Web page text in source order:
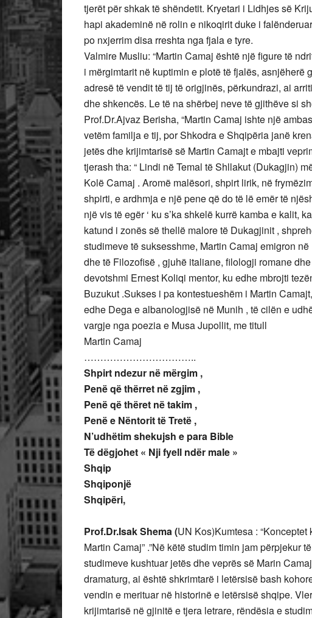
tjerët për shkak të shëndetit. Kryetari i Lidhjes së
hapi akademinë në rolin e nikoqirit duke i
po nxjerrim disa rreshta nga fjala e tyre.
Valmire Musliu: “Martin Camaj është një figure të
i mërgimtarit në kuptimin e plotë të fjalës,
adresë të vendit të tij të origjinës, përkundrazi, ai
dhe shkencës. Le të na shërbej neve të gjithëve si
Prof.Dr.Ajvaz Berisha, “Martin Camaj ishte një
vetëm familja e tij, por Shkodra e Shqipëria janë
jetës dhe krijimtarisë së Martin Camajt e mbajti
tjerash tha: “ Lindi në Temal të Shllakut (Dukagjin)
Kolë Camaj . Aromë malësori, shpirt lirik, në
shpirti, e ardhmja e një pene që do të lë emër të
një vis të egër ‘ ku s’ka shkelë kurrë kamba e kalit,
katund i zonës së thellë malore të Dukagjinit ,
studimeve të suksesshme, Martin Camaj emigron
dhe të Filozofisë , gjuhë italiane, filologji romane
devotshmi Ernest Koliqi mentor, ku edhe mbrojti
Buzukut .Sukses i pa kontestueshëm i Martin
edhe Dega e albanologjisë në Munih , të cilën e
vargje nga poezia e Musa Jupollit, me titull
Martin Camaj
……………………………..
Shpirt ndezur në mërgim ,
Penë që thërret në zgjim ,
Penë që thëret në takim ,
Penë e Nëntorit të Tretë ,
N’udhëtim shekujsh e para Bible
Të dëgjohet « Nji fyell ndër male »
Shqip
Shqiponjë
Shqipëri,
Prof.Dr.Isak Shema (UN Kos)Kumtesa :
Martin Camaj” .”Në këtë studim timin jam përpjekur
studimeve kushtuar jetës dhe veprës së Marin
dramaturg, ai është shkrimtarë i letërsisë bash
vendin e merituar në historinë e letërsisë shqipe.
krijimtarisë në gjinitë e tjera letrare, rëndësia e